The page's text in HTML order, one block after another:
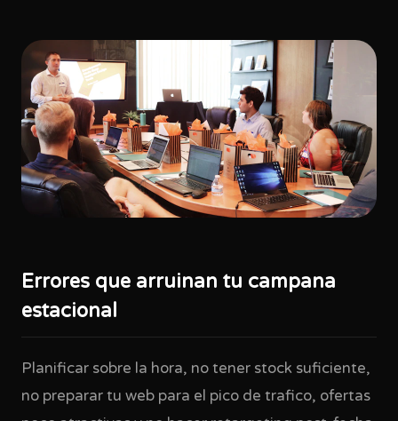
Errores que arruinan tu campana
estacional
Planificar sobre la hora, no tener stock suficiente,
no preparar tu web para el pico de trafico, ofertas